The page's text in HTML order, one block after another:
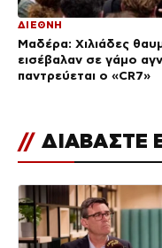
ΔΙΕΘΝΗ
Μαδέρα: Χιλιάδες
εισέβαλαν σε γάμο
παντρεύεται ο «CR7»
// ΔΙΑΒΑΣΤΕ